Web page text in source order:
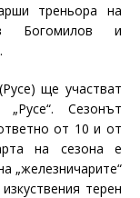
треньора на
Богомилов и
ще участват
Сезонът
от 10 и от
на сезона е
„железничарите“
терен